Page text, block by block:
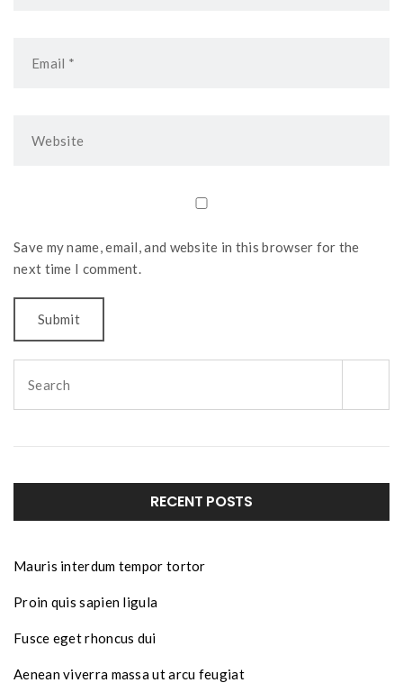
Save my name, email, and website in this browser for the
next time I comment.
for:
RECENT POSTS
Mauris interdum tempor tortor
Proin quis sapien ligula
Fusce eget rhoncus dui
Aenean viverra massa ut arcu feugiat